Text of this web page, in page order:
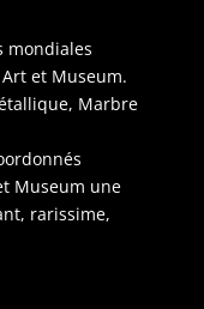
mondiales
et Museum.
Marbre
Museum une
rarissime,